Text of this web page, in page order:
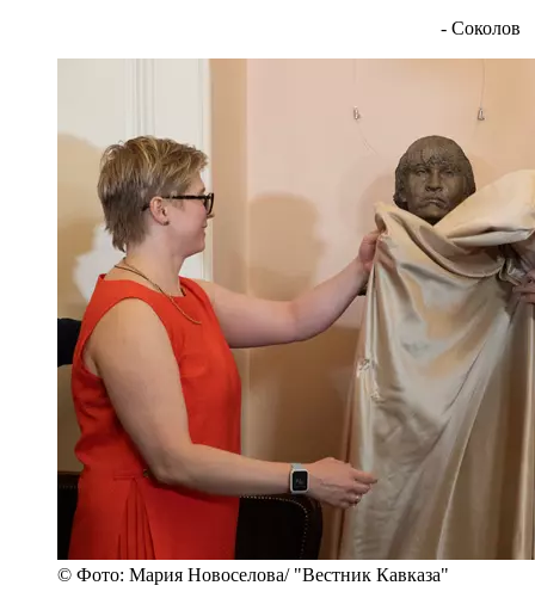
- Соколов
© Фото: Мария Новоселова/ "Вестник Кавказа"